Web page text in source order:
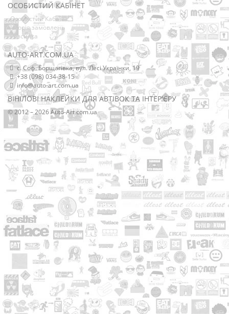
ОСОБИСТИЙ КАБІНЕТ
Особистий Кабінет
Історія замовлень
Розсилка
AUTO-ART.COM.UA
с. Соф. Борщагівка, вул. Лесі Українки, 19
+38 (098) 034-38-15
info@auto-art.com.ua
ВІНІЛОВІ НАКЛЕЙКИ ДЛЯ АВТІВОК ТА ІНТЕР'ЄРУ
© 2012 – 2026 Auto-Art.com.ua